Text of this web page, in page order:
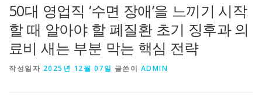
50대 영업직 ‘수면 장애’을 느끼기 시작
할 때 알아야 할 폐질환 초기 징후과 의
료비 새는 부분 막는 핵심 전략
작성일자 2025년 12월 07일 글쓴이 ADMIN